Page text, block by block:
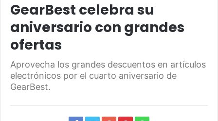
GearBest celebra su
aniversario con grandes
ofertas
Aprovecha los grandes descuentos en artículos
electrónicos por el cuarto aniversario de
GearBest.